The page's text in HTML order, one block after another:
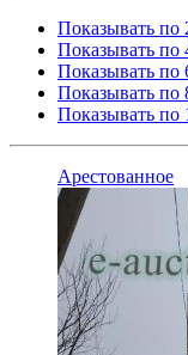
Показывать по
Показывать по
Показывать по
Показывать по
Показывать по
Арестованное